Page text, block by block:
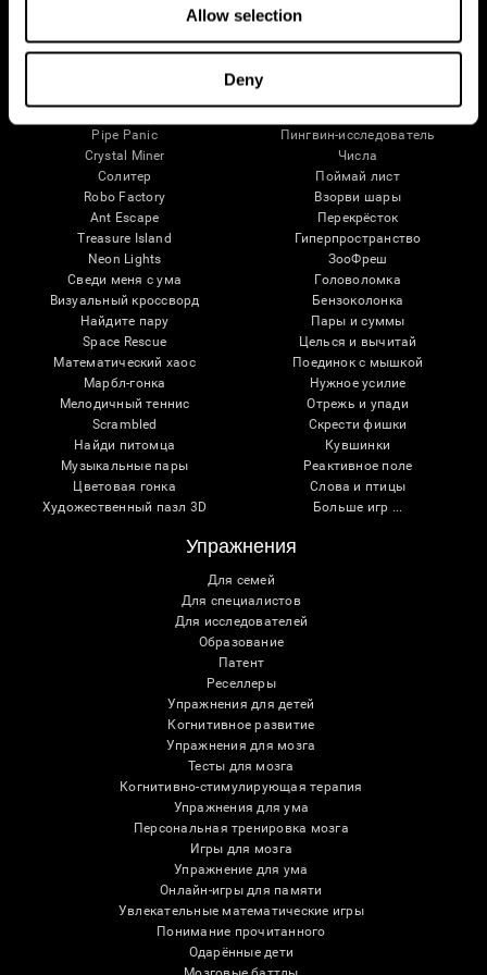
Allow selection
Deny
Игры Для Мозга
Pipe Panic
Crystal Miner
Солитер
Robo Factory
Ant Escape
Treasure Island
Neon Lights
Сведи меня с ума
Визуальный кроссворд
Найдите пару
Space Rescue
Математический хаос
Марбл-гонка
Мелодичный теннис
Scrambled
Найди питомца
Музыкальные пары
Цветовая гонка
Художественный пазл 3D
Пингвин-исследователь
Числа
Поймай лист
Взорви шары
Перекрёсток
Гиперпространство
ЗооФреш
Головоломка
Бензоколонка
Пары и суммы
Целься и вычитай
Поединок с мышкой
Нужное усилие
Отрежь и упади
Скрести фишки
Кувшинки
Реактивное поле
Слова и птицы
Больше игр ...
Упражнения
Для семей
Для специалистов
Для исследователей
Образование
Патент
Реселлеры
Упражнения для детей
Когнитивное развитие
Упражнения для мозга
Тесты для мозга
Когнитивно-стимулирующая терапия
Упражнения для ума
Персональная тренировка мозга
Игры для мозга
Упражнение для ума
Онлайн-игры для памяти
Увлекательные математические игры
Понимание прочитанного
Одарённые дети